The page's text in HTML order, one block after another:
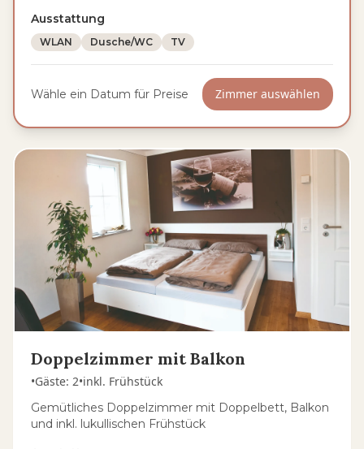
Ausstattung
WLAN Dusche/WC TV
Wähle ein Datum für Preise Zimmer auswählen
Doppelzimmer mit Balkon
•Gäste: 2•inkl. Frühstück
Gemütliches Doppelzimmer mit Doppelbett, Balkon
und inkl. lukullischen Frühstück